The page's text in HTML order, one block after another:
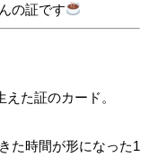
の証です
た証のカード。
た時間が形になった1